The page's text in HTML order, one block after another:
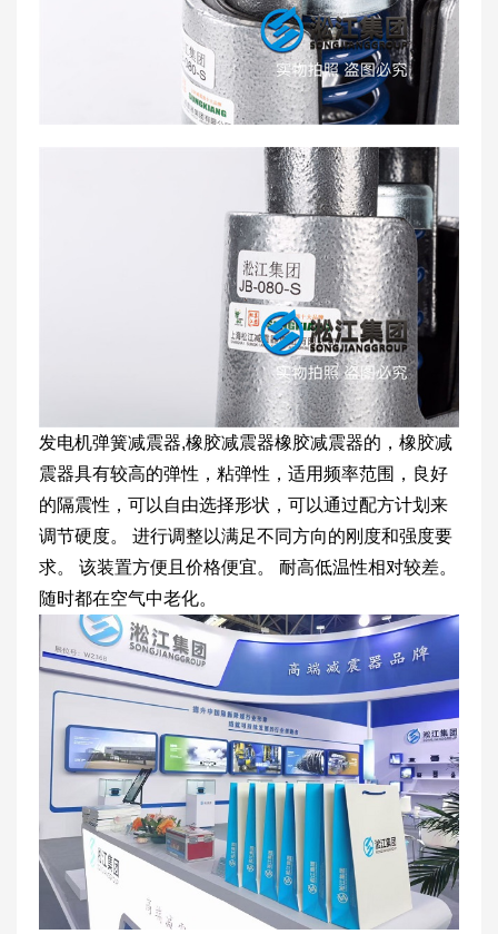
发电机弹簧减震器,橡胶减震器橡胶减震器的，橡胶减
震器具有较高的弹性，粘弹性，适用频率范围，良好
的隔震性，可以自由选择形状，可以通过配方计划来
调节硬度。 进行调整以满足不同方向的刚度和强度要
求。 该装置方便且价格便宜。 耐高低温性相对较差。
随时都在空气中老化。